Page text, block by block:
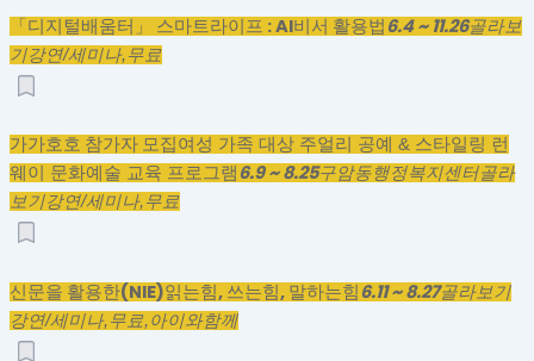
「디지털배움터」 스마트라이프 : AI비서 활용법 6.4 ~ 11.26골라보
기강연/세미나,무료
가가호호 참가자 모집여성 가족 대상 주얼리 공예 & 스타일링 런
웨이 문화예술 교육 프로그램 6.9 ~ 8.25구암동행정복지센터골라
보기강연/세미나,무료
신문을 활용한(NIE)읽는힘, 쓰는힘, 말하는힘 6.11 ~ 8.27골라보기
강연/세미나,무료,아이와함께